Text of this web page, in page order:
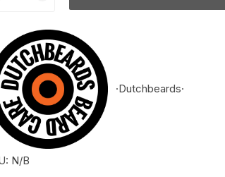
·Dutchbeards·
N/B